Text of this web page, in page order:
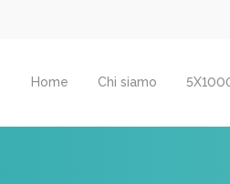
Home Chi siamo